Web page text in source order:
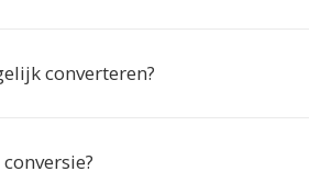
converteren?